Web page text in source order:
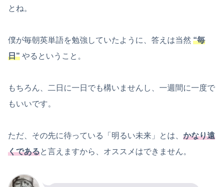
とね。
僕が毎朝英単語を勉強していたように、答えは当然 “毎
日” やるということ。
もちろん、二日に一日でも構いませんし、一週間に一度で
もいいです。
ただ、その先に待っている「明るい未来」とは、 かなり遠
くであると言えますから、オススメはできません。